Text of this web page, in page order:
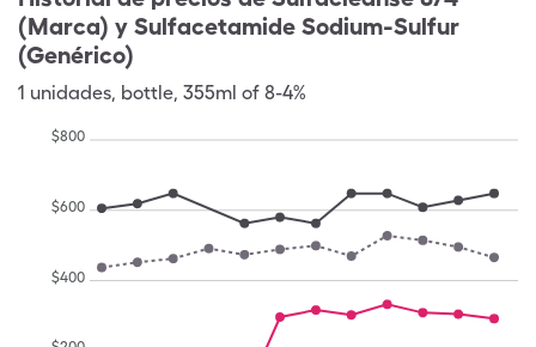
(Marca) y Sulfacetamide Sodium-Sulfur
(Genérico)
1 unidades, bottle, 355ml of 8-4%
$400
$600
$800